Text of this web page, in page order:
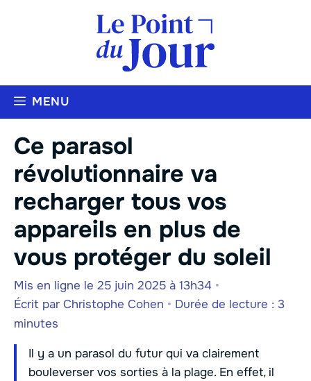
MENU
Ce parasol
révolutionnaire va
recharger tous vos
appareils en plus de
vous protéger du soleil
Mis en ligne le 25 juin 2025 à 13h34 •
Écrit par Christophe Cohen • Durée de lecture : 3
minutes
Il y a un parasol du futur qui va clairement
bouleverser vos sorties à la plage. En effet, il